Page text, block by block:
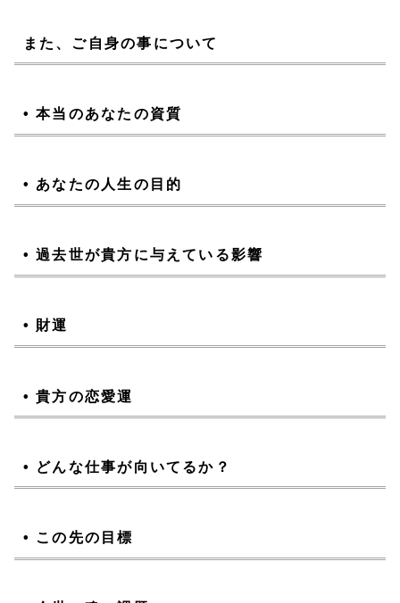
また、ご自身の事について
• 本当のあなたの資質
• あなたの人生の目的
• 過去世が貴方に与えている影響
• 財運
• 貴方の恋愛運
• どんな仕事が向いてるか？
• この先の 目標